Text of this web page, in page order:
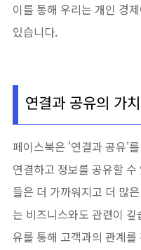
이를 통해 우리는 개인 경
있습니다.
연결과 공유의 가치
페이스북은 '연결과 공유'
연결하고 정보를 공유할
들은 더 가까워지고 더 많
는 비즈니스와도 관련이
유를 통해 고객과의 관계